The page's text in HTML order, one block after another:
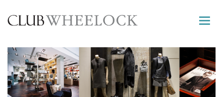
Toggle